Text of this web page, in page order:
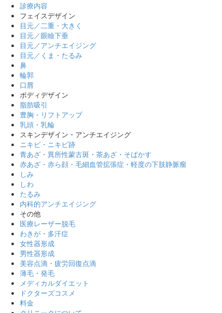
診療内容
フェイスデザイン
目元／二重・大きく
目元／眼瞼下垂
目元／アンチエイジング
目元／くま・たるみ
鼻
輪郭
口唇
ボディデザイン
脂肪吸引
豊胸・リフトアップ
乳頭・乳輪
スキンデザイン・アンチエイジング
ニキビ・ニキビ跡
青あざ・異所性蒙古斑・茶あざ・そばかす
赤あざ・赤ら顔・毛細血管拡張症・軽度の下肢静脈瘤
しみ
しわ
たるみ
内科的アンチエイジング
その他
医療レーザー脱毛
わきが・多汗症
女性器形成
男性器形成
美容点滴・疲労回復点滴
薄毛・発毛
メディカルダイエット
ドクターズコスメ
料金